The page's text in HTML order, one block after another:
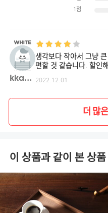
1점
kka03**
생각보다 작아서 그냥
편할 것 같습니다. 할인
2022.12.01
더 많
이 상품과 같이 본 상품